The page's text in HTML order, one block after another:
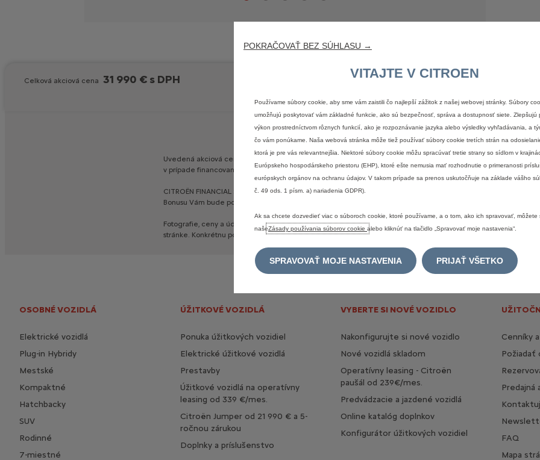
Celková akciová cena 31 990 € s DPH
Právne informácie
Uvedená akciová cena konfigurátore BONUS. možné využiť BONUS. CITROËN
v prípade financovania vozidla cez CITROËN FINANCIAL SERVICES.
CITROËN FINANCIAL SERVICES je financovanie poskytované
Bonusu Vám bude poskytnutá
Fotografie, ceny a údaje tejto stránke sú iba informatívne a publikované
stránke. Konkrétnu ponuku konzultujte vždy prosím so svojim najbližším Citroën.
OSOBNÉ VOZIDLÁ
Elektrické vozidlá
Plug-in Hybridy
Mestské
Kompaktné
Hatchbacky
SUV
Rodinné
7-miestné
ÚŽITKOVÉ VOZIDLÁ
Ponuka úžitkových vozidiel
Elektrické úžitkové vozidlá
Prestavby
Úžitkové vozidlá na operatívny
leasing od 339 €/mes.
Citroën Jumper od 21 990 € a 5-
ročnou zárukou
Doplnky a príslušenstvo
VYBERTE SI NOVÉ VOZIDLO
Nakonfigurujte si nové vozidlo
Nové vozidlá skladom
Operatívny leasing - Citroën
paušál od 239€/mes.
Predvádzacie a jazdené vozidlá
Online katalóg doplnkov
Konfigurátor úžitkových vozidiel
Cenníky
Požiadať
Predajná
FAQ
Mapa
POKRAČOVAŤ BEZ SÚHLASU →
VITAJTE V CITROEN
Používame súbory cookie, aby sme vám zaistili čo najlepší zážitok z našej webovej stránky. Súbory
umožňujú poskytovať vám základné funkcie, ako sú bezpečnosť, správa a dostupnosť siete. Zlepšujú
výkon prostredníctvom rôznych funkcií, ako je rozpoznávanie jazyka alebo výsledky vyhľadávania, a
čo vám ponúkame. Naša webová stránka môže tiež používať súbory cookie tretích strán na
ktorá je pre vás relevantnejšia. Niektoré súbory cookie môžu spracúvať tretie strany so sídlom v
Európskeho hospodárskeho priestoru (EHP), ktoré ešte nemusia mať rozhodnutie o primeranosti
európskych orgánov na ochranu údajov. V takom prípade sa prenos uskutočňuje na základe vášho
č. 49 ods. 1 písm. a) nariadenia GDPR).
Ak sa chcete dozvedieť viac o súboroch cookie, ktoré používame, a o tom, ako ich spravovať, môžete
našeZásady používania súborov cookie alebo kliknúť na tlačidlo „Spravovať moje nastavenia“.
SPRAVOVAŤ MOJE NASTAVENIA PRIJAŤ VŠETKO